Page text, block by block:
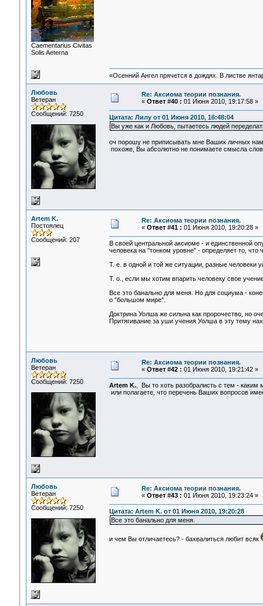
Сaementarius Civitas
Solis Aeterna
«Осенний Ангел прячется в дождях. В листве
Любовь
Ветеран
Сообщений: 7250
Re: Аксиома теории познания.
« Ответ #40 : 01 Июня 2010, 19:17:58 »
Цитата: Лилу от 01 Июня 2010, 16:48:04
Вы уже как и Любовь, пытаетесь людей
оч порошу не приписывать мне Ваших личных
похоже, Вы абсолютно не понимаете смысла
Artem K.
Постоялец
Сообщений: 207
Re: Аксиома теории познания.
« Ответ #41 : 01 Июня 2010, 19:20:28 »
В своей центральной аксиоме - и единственной
человека на "тонком уровне" - определяет то,
Т. е. в одной и той же ситуации, разные человеки
Т. о., если мы хотим впарить человеку свое
Все это банально для меня. Но для социума -
о "большом мире".
Доктрина Уолша же сильна как пророчество, но
Притягивание за уши учения Уолша в эту тему
Любовь
Ветеран
Сообщений: 7250
Re: Аксиома теории познания.
« Ответ #42 : 01 Июня 2010, 19:21:42 »
Artem K., Вы то хоть разобралисть с тем -
или полагаете, что перечень Ваших вопросов
Любовь
Ветеран
Сообщений: 7250
Re: Аксиома теории познания.
« Ответ #43 : 01 Июня 2010, 19:23:24 »
Цитата: Artem K. от 01 Июня 2010, 19:20:28
Все это банально для меня.
и чем Вы отличаетесь? - бахвалиться любит всяк